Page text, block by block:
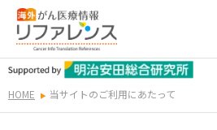
HOME 当サイトのご利用にあたって